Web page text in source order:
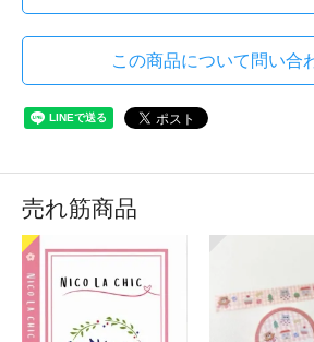
この商品について問い合
売れ筋商品